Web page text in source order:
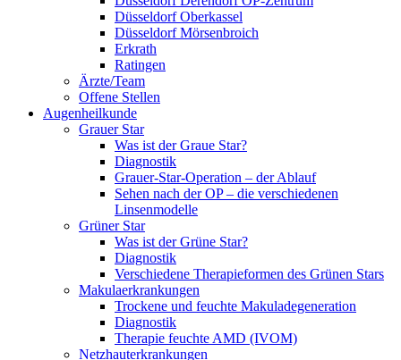
Düsseldorf Oberkassel
Düsseldorf Mörsenbroich
Erkrath
Ratingen
Ärzte/Team
Offene Stellen
Augenheilkunde
Grauer Star
Was ist der Graue Star?
Diagnostik
Grauer-Star-Operation – der Ablauf
Sehen nach der OP – die verschiedenen
Linsenmodelle
Grüner Star
Was ist der Grüne Star?
Diagnostik
Verschiedene Therapieformen des Grünen Stars
Makulaerkrankungen
Trockene und feuchte Makuladegeneration
Diagnostik
Therapie feuchte AMD (IVOM)
Netzhauterkrankungen